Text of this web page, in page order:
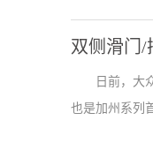
双侧滑门/
日前，大
也是加州系列